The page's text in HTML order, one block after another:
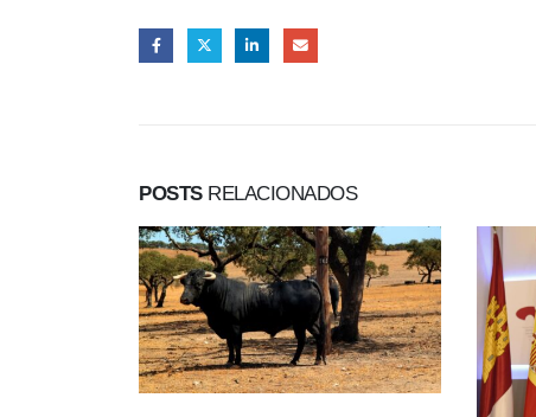
POSTSRELACIONADOS